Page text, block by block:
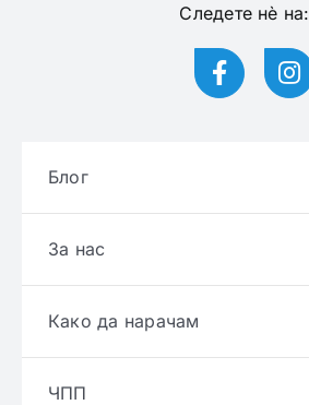
Следете нѐ на:
Блог
За нас
Како да нарачам
ЧПП